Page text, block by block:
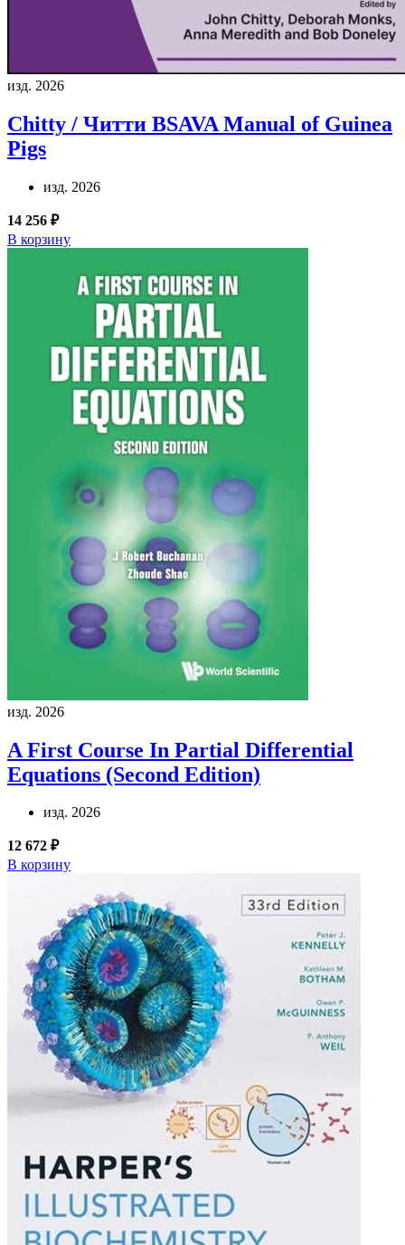
изд. 2026
Chitty / Читти BSAVA Manual of Guinea
Pigs
изд. 2026
14 256 ₽
В корзину
изд. 2026
A First Course In Partial Differential
Equations (Second Edition)
изд. 2026
12 672 ₽
В корзину